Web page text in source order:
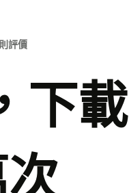
評價
下載